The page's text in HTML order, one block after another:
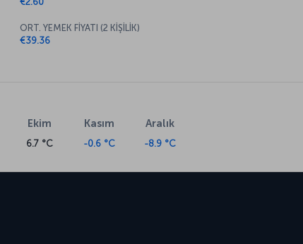
ORT. YEMEK FİYATI (2 KİŞİLİK)
€39.36
Ekim
6.7 °C
Kasım
-0.6 °C
Aralık
-8.9 °C